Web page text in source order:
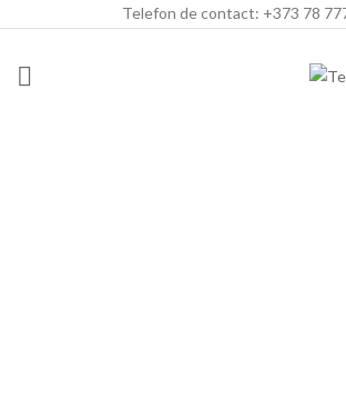
Telefon de contact: +373 78